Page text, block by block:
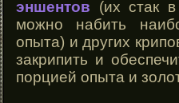
эншентов (их стак
можно набить
опыта) и других
закрипить и
порцией опыта и